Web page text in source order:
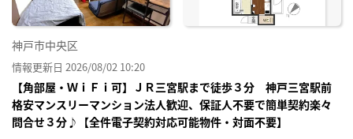
神戸市中央区
情報更新日 2026/08/02 10:20
【角部屋・ＷｉＦｉ可】ＪＲ三宮駅まで徒歩３分 神戸三宮駅前
格安マンスリーマンション法人歓迎、保証人不要で簡単契約楽々
問合せ３分♪【全件電子契約対応可能物件・対面不要】